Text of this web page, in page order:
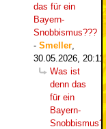
das für ein
Bayern-
Snobbismus???
- Smeller
30.05.2026, 20:11
Was ist
denn das
für ein
Bayern-